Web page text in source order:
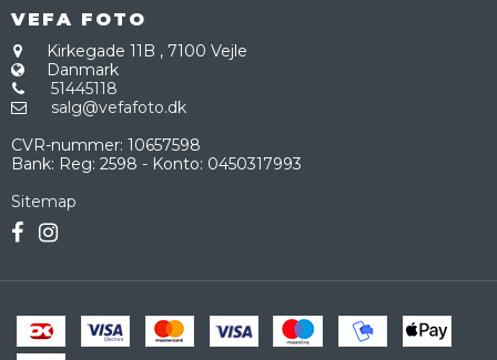
VEFA FOTO
Kirkegade 11B , 7100 Vejle
Danmark
51445118
salg@vefafoto.dk
CVR-nummer: 10657598
Bank: Reg: 2598 - Konto: 0450317993
Sitemap